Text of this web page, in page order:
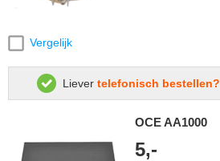
Vergelijk
Liever telefonisch bestellen?
OCE AA1000
5,-